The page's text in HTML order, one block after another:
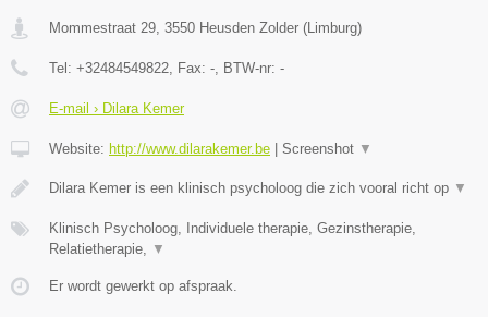
Mommestraat 29, 3550 Heusden Zolder (Limburg)
Tel: +32484549822, Fax: -, BTW-nr: -
E-mail › Dilara Kemer
Website: http://www.dilarakemer.be Screenshot ▼
Dilara Kemer is een klinisch psycholoog die zich vooral richt op ▼
Klinisch Psycholoog, Individuele therapie, Gezinstherapie,
Relatietherapie, ▼
Er wordt gewerkt op afspraak.